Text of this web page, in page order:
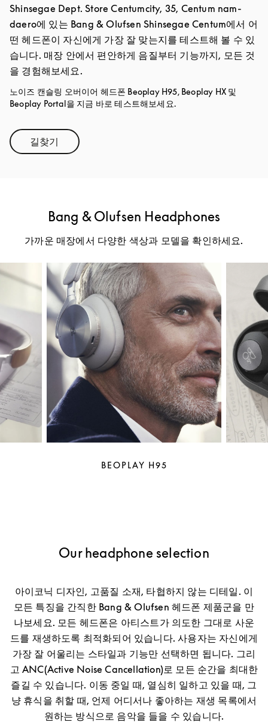
Shinsegae Dept. Store Centumcity, 35, Centum nam-
daero에 있는 Bang & Olufsen Shinsegae Centum에서 어
떤 헤드폰이 자신에게 가장 잘 맞는지를 테스트해 볼 수 있
습니다. 매장 안에서 편안하게 음질부터 기능까지, 모든 것
을 경험해보세요.
노이즈 캔슬링 오버이어 헤드폰 Beoplay H95, Beoplay HX 및
Beoplay Portal을 지금 바로 테스트해보세요.
길찾기Link Opens in New Tab
Bang & Olufsen Headphones
가까운 매장에서 다양한 색상과 모델을 확인하세요.
BEOPLAY H95
Our headphone selection
아이코닉 디자인, 고품질 소재, 타협하지 않는 디테일. 이
모든 특징을 간직한 Bang & Olufsen 헤드폰 제품군을 만
나보세요. 모든 헤드폰은 아티스트가 의도한 그대로 사운
드를 재생하도록 최적화되어 있습니다. 사용자는 자신에게
가장 잘 어울리는 스타일과 기능만 선택하면 됩니다. 그리
고 ANC(Active Noise Cancellation)로 모든 순간을 최대한
즐길 수 있습니다. 이동 중일 때, 열심히 일하고 있을 때, 그
냥 휴식을 취할 때, 언제 어디서나 좋아하는 재생 목록에서
원하는 방식으로 음악을 들을 수 있습니다.